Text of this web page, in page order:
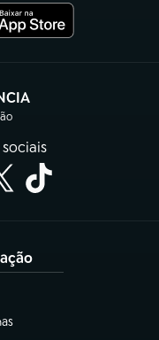
nova aba)